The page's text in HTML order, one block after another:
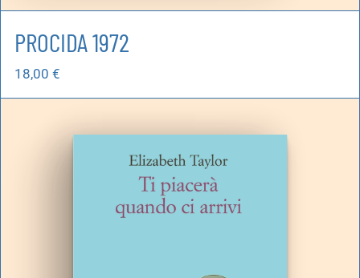
PROCIDA 1972
18,00 €